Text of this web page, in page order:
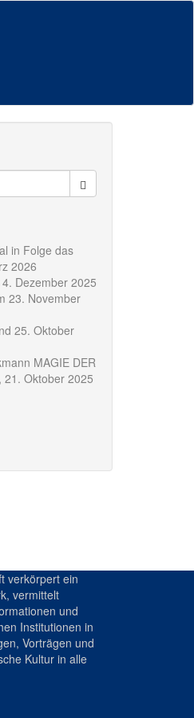
in Folge das
2026
4. Dezember 2025
23. November
25. Oktober
MAGIE DER
21. Oktober 2025
verkörpert ein
vermittelt
und
Institutionen in
Vorträgen und
Kultur in alle